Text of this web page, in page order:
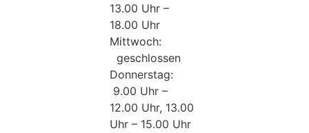
13.00 Uhr –
18.00 Uhr
Mittwoch:
geschlossen
Donnerstag:
9.00 Uhr –
12.00 Uhr, 13.00
Uhr – 15.00 Uhr